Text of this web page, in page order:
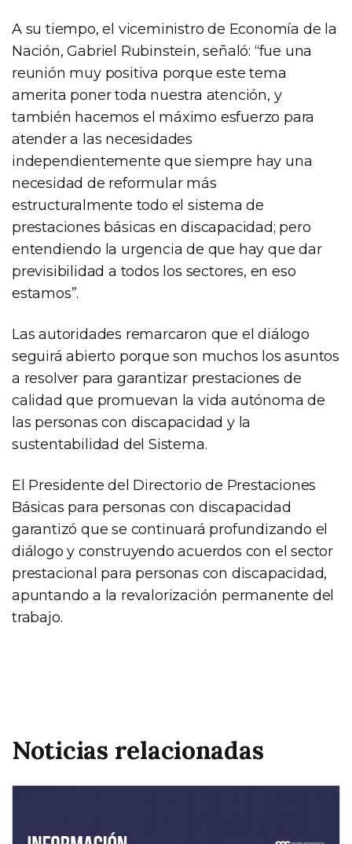
A su tiempo, el viceministro de Economía de la
Nación, Gabriel Rubinstein, señaló: “fue una
reunión muy positiva porque este tema
amerita poner toda nuestra atención, y
también hacemos el máximo esfuerzo para
atender a las necesidades
independientemente que siempre hay una
necesidad de reformular más
estructuralmente todo el sistema de
prestaciones básicas en discapacidad; pero
entendiendo la urgencia de que hay que dar
previsibilidad a todos los sectores, en eso
estamos”.
Las autoridades remarcaron que el diálogo
seguirá abierto porque son muchos los asuntos
a resolver para garantizar prestaciones de
calidad que promuevan la vida autónoma de
las personas con discapacidad y la
sustentabilidad del Sistema.
El Presidente del Directorio de Prestaciones
Básicas para personas con discapacidad
garantizó que se continuará profundizando el
diálogo y construyendo acuerdos con el sector
prestacional para personas con discapacidad,
apuntando a la revalorización permanente del
trabajo.
Noticias relacionadas